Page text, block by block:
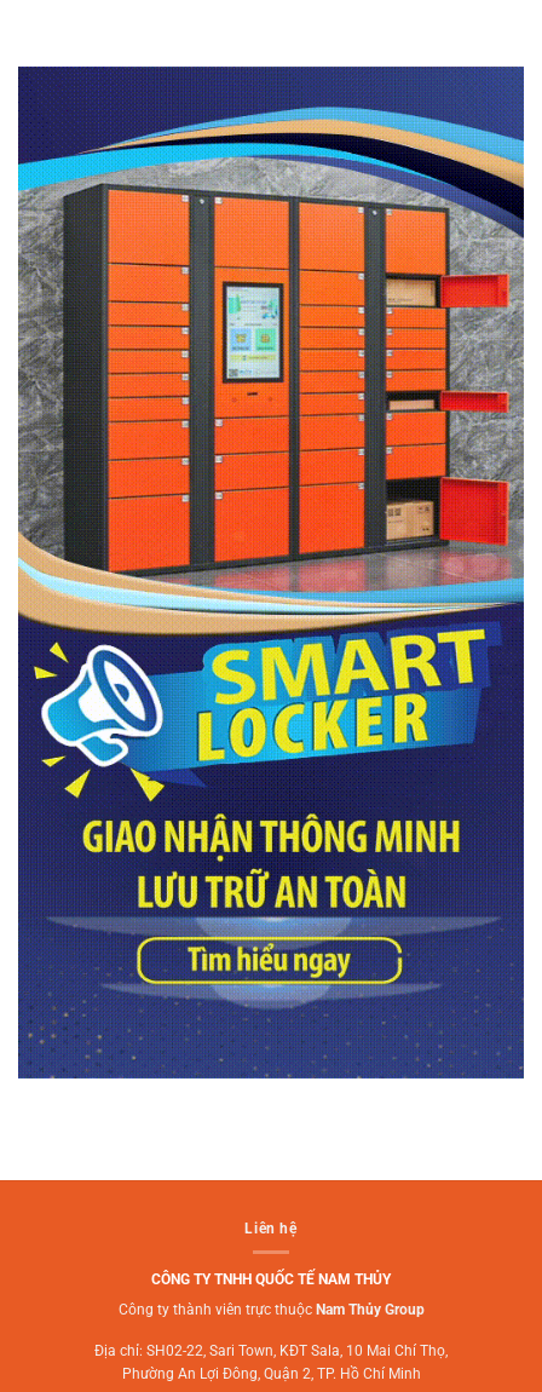
Liên hệ
CÔNG TY TNHH QUỐC TẾ NAM THỦY
Công ty thành viên trực thuộc Nam Thủy Group
Địa chỉ: SH02-22, Sari Town, KĐT Sala, 10 Mai Chí Thọ,
Phường An Lợi Đông, Quận 2, TP. Hồ Chí Minh